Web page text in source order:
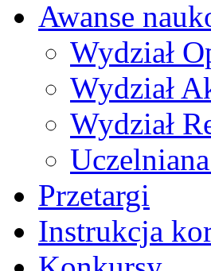
Awanse
Wydział
Wydział
Wydział
Przetargi
Instrukcja